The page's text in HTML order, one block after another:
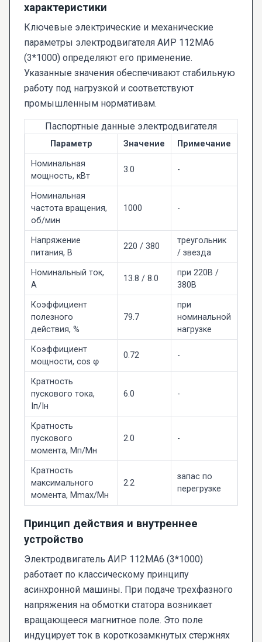
характеристики
Ключевые электрические и механические
параметры электродвигателя АИР 112МА6
(3*1000) определяют его применение.
Указанные значения обеспечивают стабильную
работу под нагрузкой и соответствуют
промышленным нормативам.
Паспортные данные электродвигателя
Параметр Значение
Примечание
Номинальная
мощность, кВт
3.0 -
Номинальная
частота вращения,
об/мин
1000 -
Напряжение
питания, В
220 / 380
треугольник
/ звезда
Номинальный ток,
А
13.8 / 8.0
при 220В /
380В
Коэффициент
полезного
действия, %
79.7
при
номинальной
нагрузке
Коэффициент
мощности, cos φ
0.72 -
Кратность
пускового тока,
Iп/Iн
6.0 -
Кратность
пускового
момента, Мп/Мн
2.0 -
Кратность
максимального
момента, Мmax/Мн
2.2
запас по
перегрузке
Принцип действия и внутреннее
устройство
Электродвигатель АИР 112МА6 (3*1000)
работает по классическому принципу
асинхронной машины. При подаче трехфазного
напряжения на обмотки статора возникает
вращающееся магнитное поле. Это поле
индуцирует ток в короткозамкнутых стержнях